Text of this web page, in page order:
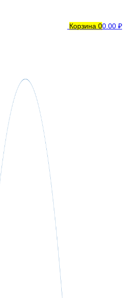
Корзина 00.00 ₽